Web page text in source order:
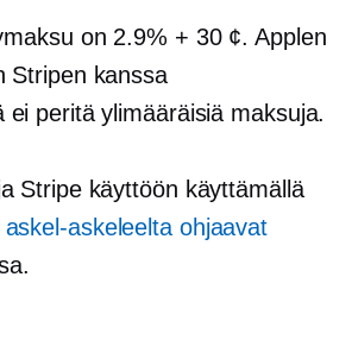
on 2.9% + 30 ¢. Applen
Stripen kanssa
ei peritä ylimääräisiä maksuja.
Stripe käyttöön käyttämällä
askel-askeleeltaohjaavat